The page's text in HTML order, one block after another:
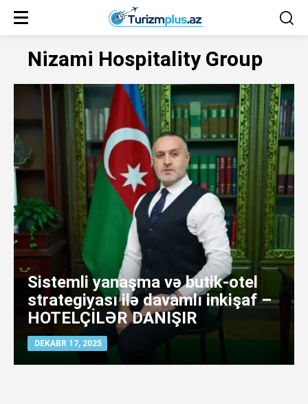
Nizami Hospitality Group
Sistemli yanaşma və butik-otel
strategiyası ilə davamlı inkişaf –
HOTELÇİLƏR DANIŞIR
DEKABR 17, 2025